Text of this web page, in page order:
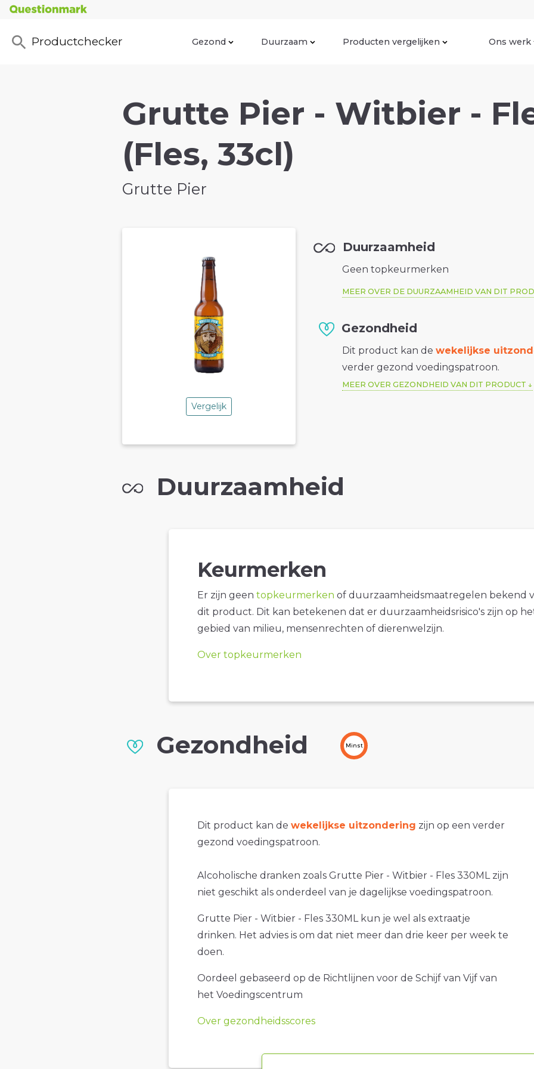
Productchecker Gezond Duurzaam Producten vergelijken Ons werk
Grutte Pier - Witbier -
(Fles, 33cl)
Grutte Pier
Vergelijk
Duurzaamheid
Geen topkeurmerken
MEER OVER DE DUURZAAMHEID VAN DIT
Gezondheid
Dit product kan dewekelijkse
verder gezond voedingspatroon.
MEER OVER GEZONDHEID VAN DIT PRODUCT
Duurzaamheid
Keurmerken
Er zijn geen topkeurmerken of duurzaamheidsmaatregelen bekend
dit product. Dit kan betekenen dat er duurzaamheidsrisico's zijn op
gebied van milieu, mensenrechten of dierenwelzijn.
Over topkeurmerken
Gezondheid Minst
Dit product kan de wekelijkse uitzondering zijn op een verder
gezond voedingspatroon.
Alcoholische dranken zoals Grutte Pier - Witbier - Fles 330ML zijn
niet geschikt als onderdeel van je dagelijkse voedingspatroon.
Grutte Pier - Witbier - Fles 330ML kun je wel als extraatje
drinken. Het advies is om dat niet meer dan drie keer per week te
doen.
Oordeel gebaseerd op de Richtlijnen voor de Schijf van Vijf van
het Voedingscentrum
Over gezondheidsscores